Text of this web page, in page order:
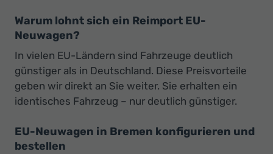
Warum lohnt sich ein Reimport EU-
Neuwagen?
In vielen EU-Ländern sind Fahrzeuge deutlich
günstiger als in Deutschland. Diese Preisvorteile
geben wir direkt an Sie weiter. Sie erhalten ein
identisches Fahrzeug – nur deutlich günstiger.
EU-Neuwagen in Bremen konfigurieren und
bestellen